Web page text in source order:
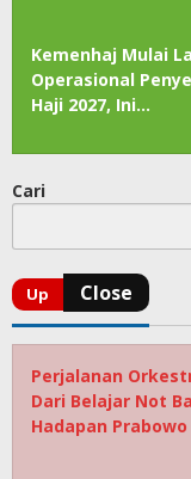
Kemenhaj Mulai
Operasional
Haji 2027, Ini…
Cari
Perjalanan
Dari Belajar Not
Hadapan